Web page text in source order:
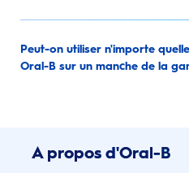
Peut-on utiliser n'importe
Oral-B sur un manche de la
A propos d'Oral-B